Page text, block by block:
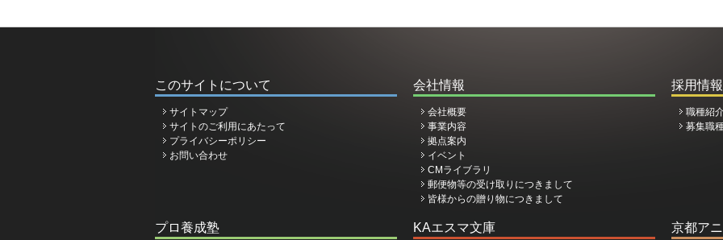
このサイトについて
サイトマップ
サイトのご利用にあたって
プライバシーポリシー
お問い合わせ
会社情報
会社概要
事業内容
拠点案内
イベント
CMライブラリ
郵便物等の受け取りにつきまして
皆様からの贈り物につきまして
採用情報
職種紹
募集職
プロ養成塾 KAエスマ文庫 京都ア